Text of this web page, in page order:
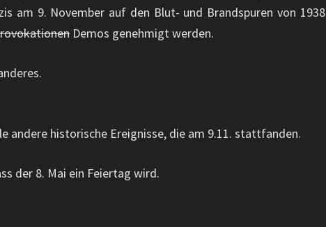
am 9. November auf den Blut- und Brandspuren von 1938
Demos genehmigt werden.
andere historische Ereignisse, die am 9.11. stattfanden.
der 8. Mai ein Feiertag wird.